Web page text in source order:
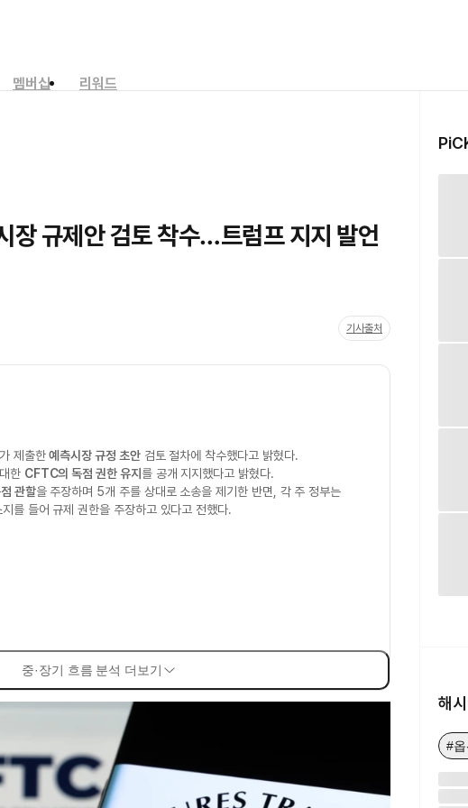
멤버십
리워드
장 규제안 검토 착수…트럼프 지지 발언
기사출처
제출한예측시장 규정 초안검토 절차에 착수했다고 밝혔다.
한 CFTC의 독점 권한 유지 를 공개 지지했다고 밝혔다.
관할을 주장하며 5개 주를 상대로 소송을 제기한 반면, 각 주 정부는
를 들어 규제 권한을 주장하고 있다고 전했다.
중·장기 흐름 분석 더보기
해
#옵